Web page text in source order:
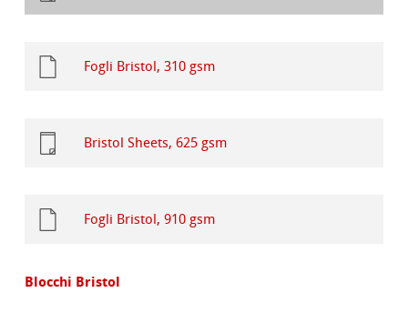
Fogli Bristol, 310 gsm
Bristol Sheets, 625 gsm
Fogli Bristol, 910 gsm
Blocchi Bristol